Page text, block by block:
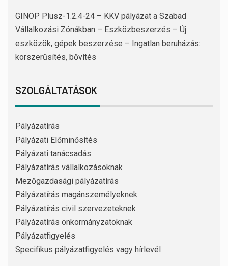
GINOP Plusz-1.2.4-24 – KKV pályázat a Szabad
Vállalkozási Zónákban – Eszközbeszerzés – Új
eszközök, gépek beszerzése – Ingatlan beruházás:
korszerűsítés, bővítés
SZOLGÁLTATÁSOK
Pályázatírás
Pályázati Előminősítés
Pályázati tanácsadás
Pályázatírás vállalkozásoknak
Mezőgazdasági pályázatírás
Pályázatírás magánszemélyeknek
Pályázatírás civil szervezeteknek
Pályázatírás önkormányzatoknak
Pályázatfigyelés
Specifikus pályázatfigyelés vagy hírlevél